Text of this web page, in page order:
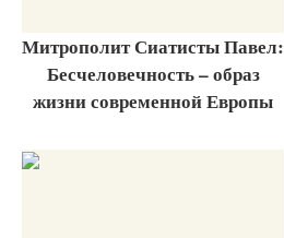
Митрополит Сиатисты Павел:
Бесчеловечность – образ
жизни современной Европы